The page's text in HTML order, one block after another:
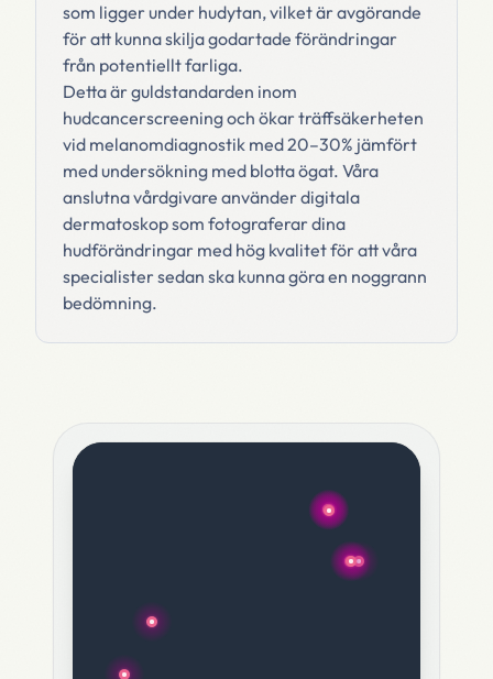
som ligger under hudytan, vilket är avgörande
för att kunna skilja godartade förändringar
från potentiellt farliga.
Detta är guldstandarden inom
hudcancerscreening och ökar träffsäkerheten
vid melanomdiagnostik med 20–30% jämfört
med undersökning med blotta ögat. Våra
anslutna vårdgivare använder digitala
dermatoskop som fotograferar dina
hudförändringar med hög kvalitet för att våra
specialister sedan ska kunna göra en noggrann
bedömning.